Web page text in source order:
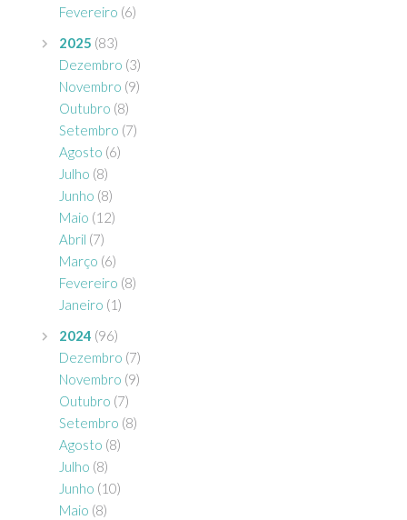
Fevereiro (6)
2025 (83)
Dezembro (3)
Novembro (9)
Outubro (8)
Setembro (7)
Agosto (6)
Julho (8)
Junho (8)
Maio (12)
Abril (7)
Março (6)
Fevereiro (8)
Janeiro (1)
2024 (96)
Dezembro (7)
Novembro (9)
Outubro (7)
Setembro (8)
Agosto (8)
Julho (8)
Junho (10)
Maio (8)